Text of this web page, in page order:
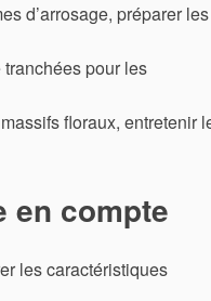
d’arrosage, préparer les
pour les
floraux, entretenir
en compte
les caractéristiques